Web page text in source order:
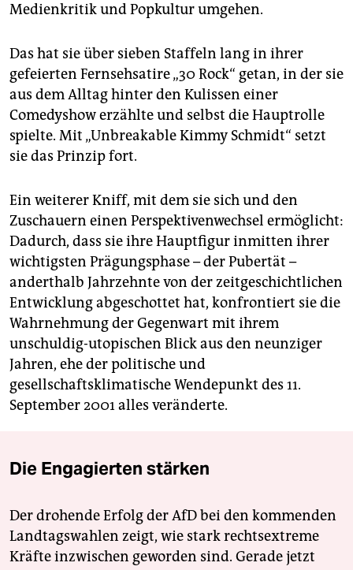
Medienkritik und Popkultur umgehen.
Das hat sie über sieben Staffeln lang in ihrer
gefeierten Fernsehsatire „30 Rock“ getan, in der sie
aus dem Alltag hinter den Kulissen einer
Comedyshow erzählte und selbst die Hauptrolle
spielte. Mit „Unbreakable Kimmy Schmidt“ setzt
sie das Prinzip fort.
Ein weiterer Kniff, mit dem sie sich und den
Zuschauern einen Perspektivenwechsel ermöglicht:
Dadurch, dass sie ihre Hauptfigur inmitten ihrer
wichtigsten Prägungsphase – der Pubertät –
anderthalb Jahrzehnte von der zeitgeschichtlichen
Entwicklung abgeschottet hat, konfrontiert sie die
Wahrnehmung der Gegenwart mit ihrem
unschuldig-utopischen Blick aus den neunziger
Jahren, ehe der politische und
gesellschaftsklimatische Wendepunkt des 11.
September 2001 alles veränderte.
Die Engagierten stärken
Der drohende Erfolg der AfD bei den kommenden
Landtagswahlen zeigt, wie stark rechtsextreme
Kräfte inzwischen geworden sind. Gerade jetzt